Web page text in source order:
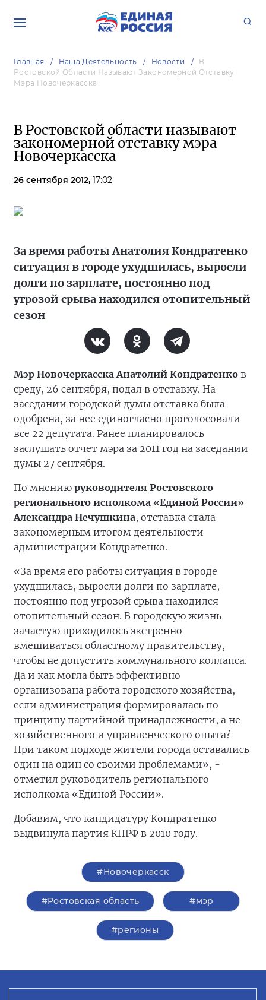
Главная Наша Деятельность Новости
В
Ростовской Области Называют Закономерной Отставку
Мэра Новочеркасска
В Ростовской области называют
закономерной отставку мэра
Новочеркасска
26 сентября 2012, 17:02
За время работы Анатолия Кондратенко
ситуация в городе ухудшилась, выросли
долги по зарплате, постоянно под
угрозой срыва находился отопительный
сезон
Мэр Новочеркасска Анатолий Кондратенко в
среду, 26 сентября, подал в отставку. На
заседании городской думы отставка была
одобрена, за нее единогласно проголосовали
все 22 депутата. Ранее планировалось
заслушать отчет мэра за 2011 год на заседании
думы 27 сентября.
По мнению руководителя Ростовского
регионального исполкома «Единой России»
Александра Нечушкина, отставка стала
закономерным итогом деятельности
администрации Кондратенко.
«За время его работы ситуация в городе
ухудшилась, выросли долги по зарплате,
постоянно под угрозой срыва находился
отопительный сезон. В городскую жизнь
зачастую приходилось экстренно
вмешиваться областному правительству,
чтобы не допустить коммунального коллапса.
Да и как могла быть эффективно
организована работа городского хозяйства,
если администрация формировалась по
принципу партийной принадлежности, а не
хозяйственного и управленческого опыта?
При таком подходе жители города оставались
один на один со своими проблемами», -
отметил руководитель регионального
исполкома «Единой России».
Добавим, что кандидатуру Кондратенко
выдвинула партия КПРФ в 2010 году.
#Новочеркасск
#Ростовская область #мэр
#регионы